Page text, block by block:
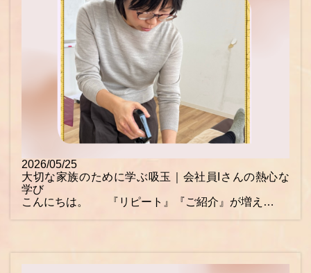
2026/05/25
大切な家族のために学ぶ吸玉｜会社員Iさんの熱心な
学び
こんにちは。 『リピート』『ご紹介』が増え…